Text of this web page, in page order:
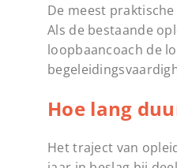
De meest
Als de bestaande
loopbaancoach de
Hoe lang
Het traject van